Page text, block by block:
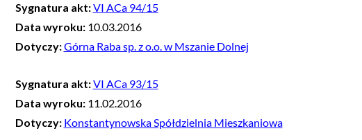
Sygnatura akt:VI ACa 94/15
Data wyroku: 10.03.2016
Dotyczy:Górna Raba sp. z o.o. w Mszanie Dolnej
Sygnatura akt:VI ACa 93/15
Data wyroku: 11.02.2016
Dotyczy: Konstantynowska Spółdzielnia Mieszkaniowa